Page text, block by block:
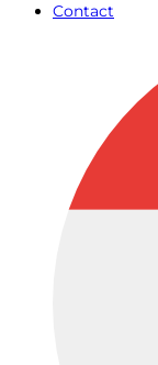
Contact